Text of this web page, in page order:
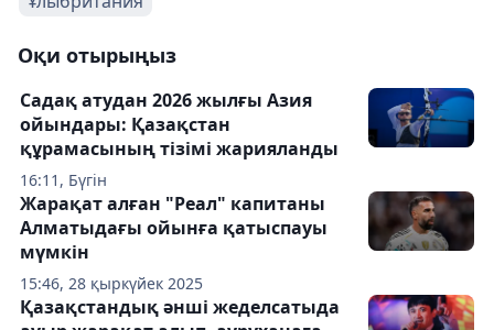
Оқи отырыңыз
16:11, Бүгін
Садақ атудан 2026 жылғы Азия
ойындары: Қазақстан
құрамасының тізімі жарияланды
15:46, 28 қыркүйек 2025
Жарақат алған "Реал" капитаны
Алматыдағы ойынға қатыспауы
мүмкін
Қазақстандық әнші жеделсатыда